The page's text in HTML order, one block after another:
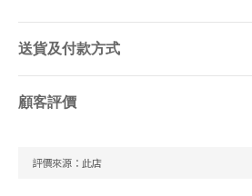
送貨及付款方式
顧客評價